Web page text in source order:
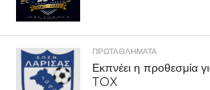
ΠΡΩΤΑΘΛΉΜΑΤΑ
Εκπνέει η προθεσμία
TOX